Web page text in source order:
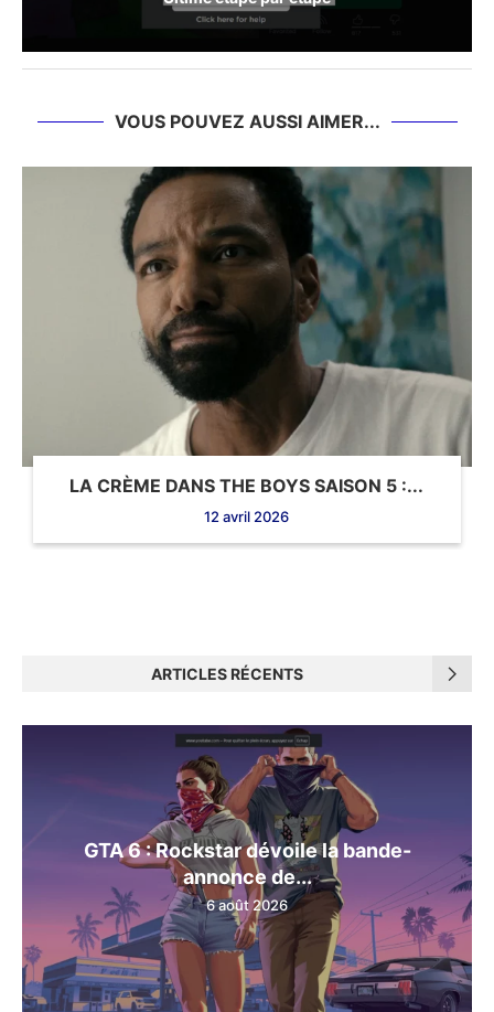
VOUS POUVEZ AUSSI AIMER...
LA CRÈME DANS THE BOYS SAISON 5 :...
12 avril 2026
ARTICLES RÉCENTS
GTA 6 : Rockstar dévoile la bande-
annonce de...
6 août 2026